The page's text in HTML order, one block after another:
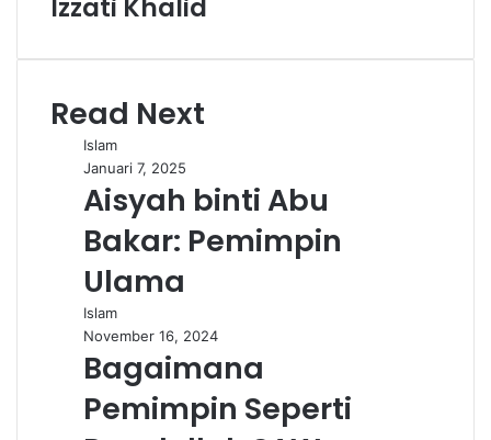
Izzati Khalid
Read Next
Islam
Januari 7, 2025
Aisyah binti Abu
Bakar: Pemimpin
Ulama
Islam
November 16, 2024
Bagaimana
Pemimpin Seperti